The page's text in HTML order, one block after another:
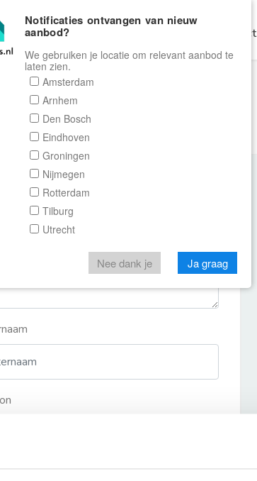
Zoeken Contact
of makelaar van de woning.
Notificaties ontvangen van nieuw
aanbod?
We gebruiken je locatie om relevant aanbod te
laten zien.
Amsterdam
Arnhem
Den Bosch
Eindhoven
Groningen
Nijmegen
Rotterdam
Tilburg
Utrecht
Nee dank je Ja graag